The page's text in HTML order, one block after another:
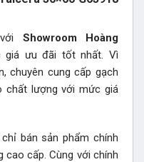
Showroom Hoàng
giá ưu đãi tốt nhất. Vì
chuyên cung cấp gạch
chất lượng với mức giá
bán sản phẩm chính
cao cấp. Cùng với chính